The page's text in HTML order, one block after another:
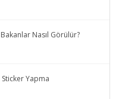
Nasıl Görülür?
Yapma